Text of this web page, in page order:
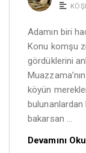
Adamın biri
Konu komşu
gördüklerini
köyün
bulunanlardan
bakarsan …
Devamını Oku